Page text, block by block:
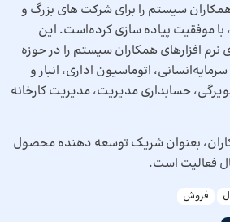
همکاران سیستم را برای شرکت های بزرگ و
موفقیت پیاده سازی کرده‌است. این
افزارهای همکاران سیستم را در حوزه
اتوماسیون اداری، انبار و
حسابداری مدیریت، مدیریت کارخانه
بعنوان شریک توسعه دهنده محصول
فروش